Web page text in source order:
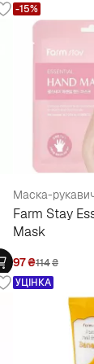
Farm Stay
Mask
97₴114₴
-15%
УЦІНКА